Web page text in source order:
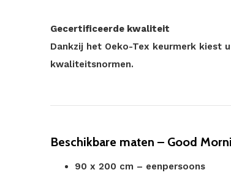
Gecertificeerde kwaliteit
Dankzij het Oeko-Tex keurmerk
kwaliteitsnormen.
Beschikbare maten – Good
90 x 200 cm – eenpersoons